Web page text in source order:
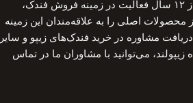
اعلام می‌کند که پس از ۱۲ سال فعالیت در زمینه فروش فندک،
اصلی را به علاقه‌مندان این زمینه
مشاوره در خرید فندک‌های زیپو و سایر
می‌توانید با مشاوران ما در تماس